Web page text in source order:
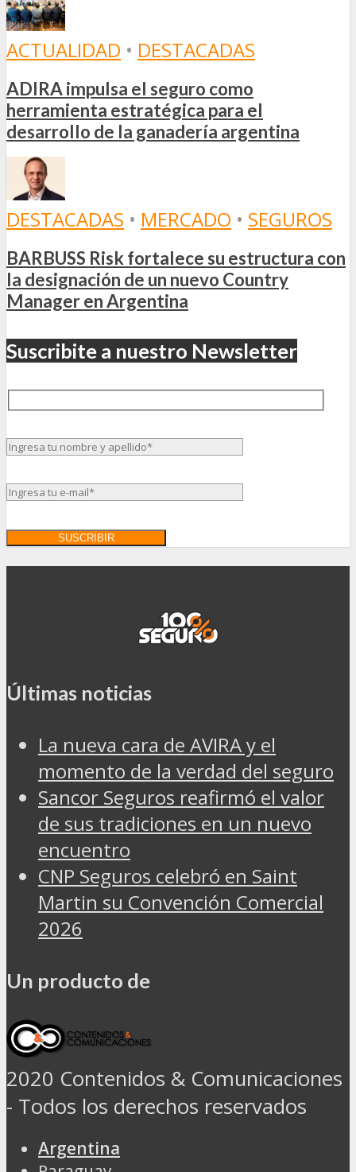
ACTUALIDAD • DESTACADAS
ADIRA impulsa el seguro como
herramienta estratégica para el
desarrollo de la ganadería argentina
DESTACADAS • MERCADO • SEGUROS
BARBUSS Risk fortalece su estructura con
la designación de un nuevo Country
Manager en Argentina
Suscribite a nuestro Newsletter
Últimas noticias
La nueva cara de AVIRA y el
momento de la verdad del seguro
Sancor Seguros reafirmó el valor
de sus tradiciones en un nuevo
encuentro
CNP Seguros celebró en Saint
Martin su Convención Comercial
2026
Un producto de
2020 Contenidos & Comunicaciones
- Todos los derechos reservados
Argentina